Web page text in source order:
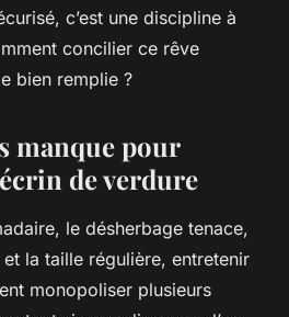
c’est une discipline à
concilier ce rêve
bien remplie ?
manque pour
de verdure
le désherbage tenace,
et la taille régulière, entretenir
monopoliser plusieurs